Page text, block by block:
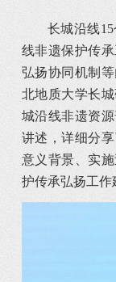
长城沿线
线非遗保护传
弘扬协同机制
北地质大学长
城沿线非遗资
讲述，详细分
意义背景、实
护传承弘扬工作